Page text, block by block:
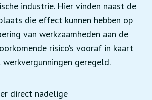
industrie. Hier vinden naast de
die effect kunnen hebben op
van werkzaamheden aan de
risico’s vooraf in kaart
geregeld.
direct nadelige